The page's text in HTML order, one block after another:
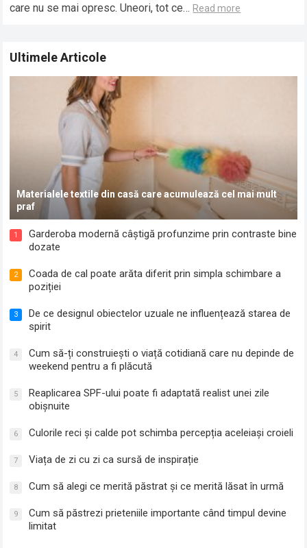
care nu se mai opresc. Uneori, tot ce… Read more
Ultimele Articole
Materialele textile din casă care acumulează cel mai mult
praf
1
Garderoba modernă câștigă profunzime prin contraste bine
dozate
2
Coada de cal poate arăta diferit prin simpla schimbare a
poziției
3
De ce designul obiectelor uzuale ne influențează starea de
spirit
4
Cum să-ți construiești o viață cotidiană care nu depinde de
weekend pentru a fi plăcută
5
Reaplicarea SPF-ului poate fi adaptată realist unei zile
obișnuite
6 Culorile reci și calde pot schimba percepția aceleiași croieli
7 Viața de zi cu zi ca sursă de inspirație
8 Cum să alegi ce merită păstrat și ce merită lăsat în urmă
9
Cum să păstrezi prieteniile importante când timpul devine
limitat